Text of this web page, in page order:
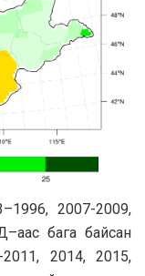
2007-2009,
бага байсан
2014, 2015,